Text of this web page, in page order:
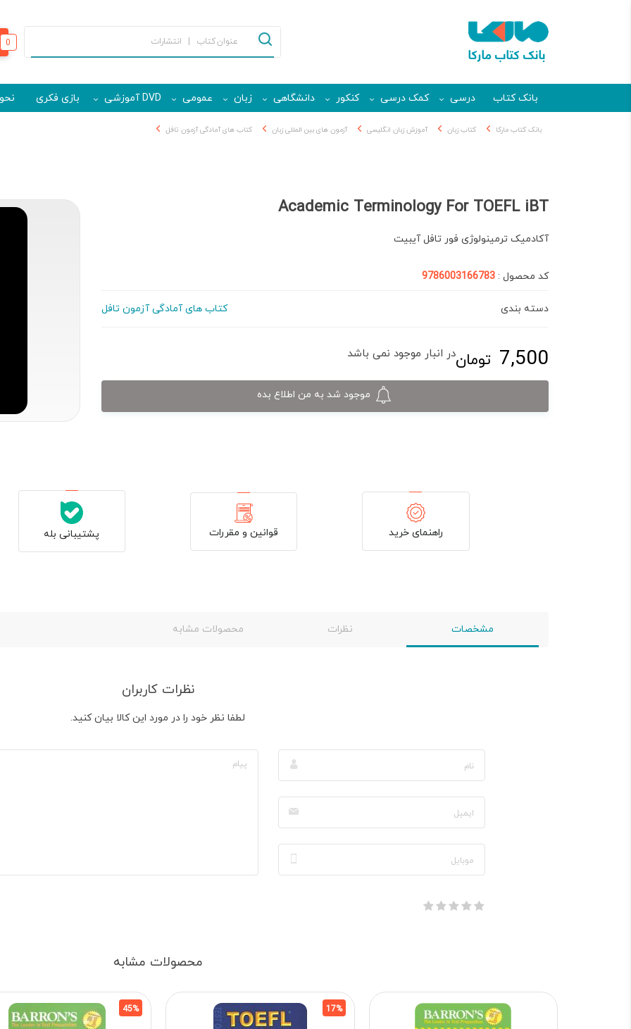
0
بانک کتاب درسی کمک درسی کنکور دانشگاهی زبان عمومی DVD آموزشی بازی فکری
بانک کتاب مارکا کتاب زبان آموزش زبان انگلیسی آزمون های بین المللی زبان کتاب های آمادگی آزمون تافل
Academic Terminology For TOEFL iBT
آکادمیک ترمینولوژی فور تافل آیبیت
کد محصول : 9786003166783
دسته بندی کتاب های آمادگی آزمون تافل
7,500 توماندر انبار موجود نمی باشد
موجود شد به من اطلاع بده
راهنمای خرید قوانین و مقررات پشتیبانی بله
مشخصات نظرات محصولات مشابه
نظرات کاربران
لطفا نظر خود را در مورد این کالا بیان کنید.
محصولات مشابه
17%
45%